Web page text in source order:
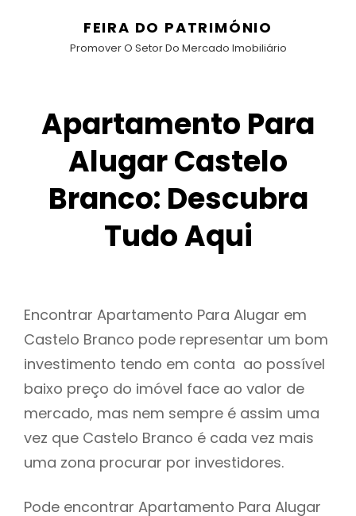
FEIRA DO PATRIMÓNIO
Promover O Setor Do Mercado Imobiliário
Apartamento Para
Alugar Castelo
Branco: Descubra
Tudo Aqui
Encontrar Apartamento Para Alugar em
Castelo Branco pode representar um bom
investimento tendo em conta ao possível
baixo preço do imóvel face ao valor de
mercado, mas nem sempre é assim uma
vez que Castelo Branco é cada vez mais
uma zona procurar por investidores.
Pode encontrar Apartamento Para Alugar